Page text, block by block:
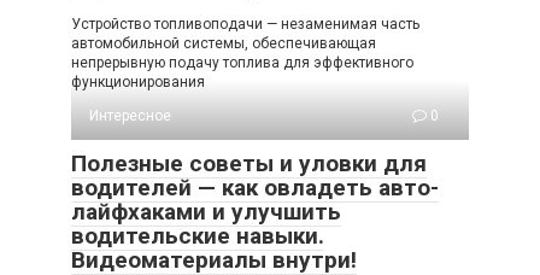
Устройство топливоподачи — незаменимая часть
автомобильной системы, обеспечивающая
непрерывную подачу топлива для эффективного
функционирования
Интересное
0
Полезные советы и уловки для
водителей — как овладеть авто-
лайфхаками и улучшить
водительские навыки.
Видеоматериалы внутри!